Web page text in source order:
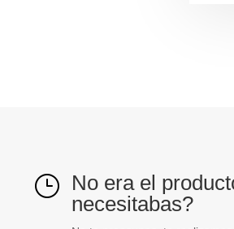
} No era el
necesitabas?